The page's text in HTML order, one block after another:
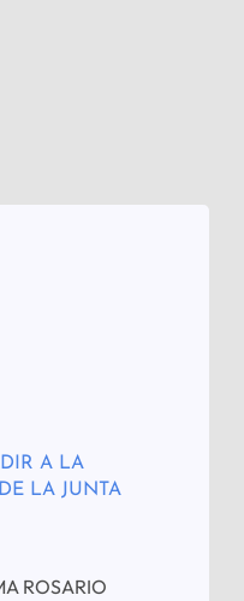
A LA
LA JUNTA
ROSARIO